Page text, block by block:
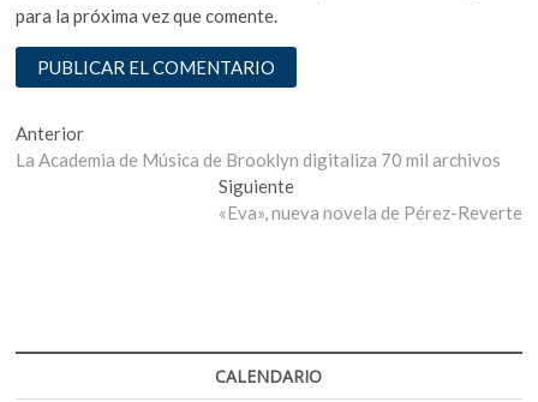
para la próxima vez que comente.
Navegación
de
AnteriorEntrada
anterior:
La Academia de Música de Brooklyn digitaliza 70 mil archivos
SiguienteEntrada
siguiente:
«Eva», nueva novela de Pérez-Reverte
CALENDARIO